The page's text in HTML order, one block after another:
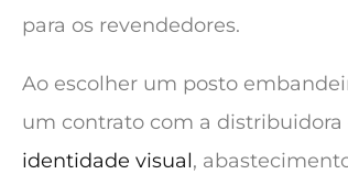
para os revendedores.
Ao escolher um posto
um contrato com a distribuidora
identidade visual,